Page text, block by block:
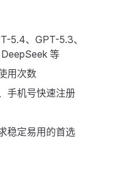
5.4、GPT-5.3、
等
用次数
手机号快速注册
稳定易用的首选